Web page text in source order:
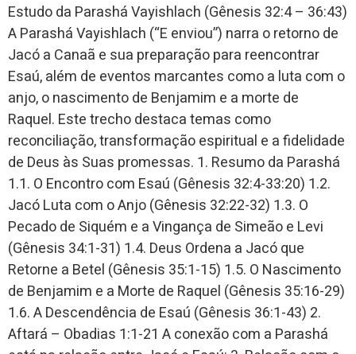
Estudo da Parashá Vayishlach (Gênesis 32:4 – 36:43)
A Parashá Vayishlach (“E enviou”) narra o retorno de
Jacó a Canaã e sua preparação para reencontrar
Esaú, além de eventos marcantes como a luta com o
anjo, o nascimento de Benjamim e a morte de
Raquel. Este trecho destaca temas como
reconciliação, transformação espiritual e a fidelidade
de Deus às Suas promessas. 1. Resumo da Parashá
1.1. O Encontro com Esaú (Gênesis 32:4-33:20) 1.2.
Jacó Luta com o Anjo (Gênesis 32:22-32) 1.3. O
Pecado de Siquém e a Vingança de Simeão e Levi
(Gênesis 34:1-31) 1.4. Deus Ordena a Jacó que
Retorne a Betel (Gênesis 35:1-15) 1.5. O Nascimento
de Benjamim e a Morte de Raquel (Gênesis 35:16-29)
1.6. A Descendência de Esaú (Gênesis 36:1-43) 2.
Aftará – Obadias 1:1-21 A conexão com a Parashá